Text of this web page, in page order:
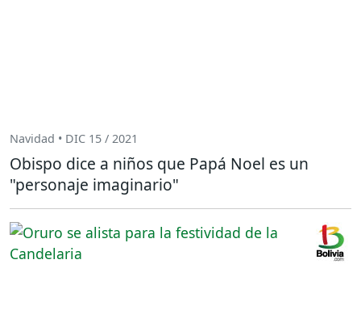
Navidad • DIC 15 / 2021
Obispo dice a niños que Papá Noel es un
"personaje imaginario"